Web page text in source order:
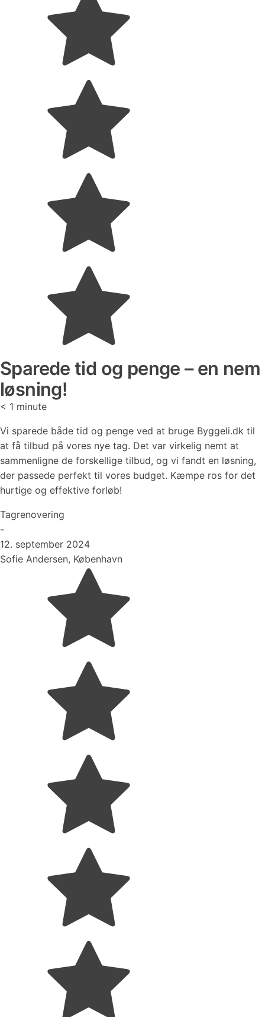
Sparede tid og penge – en nem
løsning!
< 1 minute
Vi sparede både tid og penge ved at bruge Byggeli.dk til
at få tilbud på vores nye tag. Det var virkelig nemt at
sammenligne de forskellige tilbud, og vi fandt en løsning,
der passede perfekt til vores budget. Kæmpe ros for det
hurtige og effektive forløb!
Tagrenovering
-
12. september 2024
Sofie Andersen, København